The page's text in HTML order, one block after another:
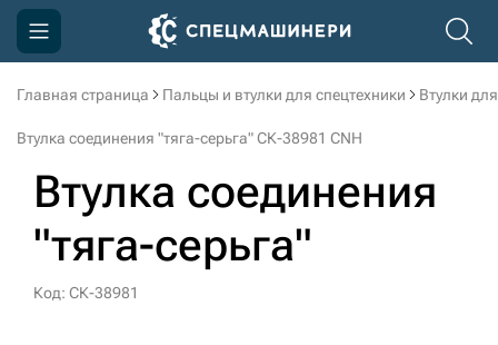
Главная страница Пальцы и втулки для спецтехники Втулки
Втулка соединения "тяга-серьга" СК-38981 CNH
Втулка соединения
"тяга-серьга"
Код: СК-38981
Компания
Доставка и оплата
Информация
Контакты